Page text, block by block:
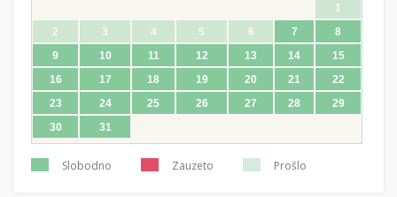
1
2
3 4 5 6 7
8
9
10 11 12 13 14
15
16
17 18 19 20 21
22
23
24 25 26 27 28
29
30
31
Slobodno Zauzeto Prošlo